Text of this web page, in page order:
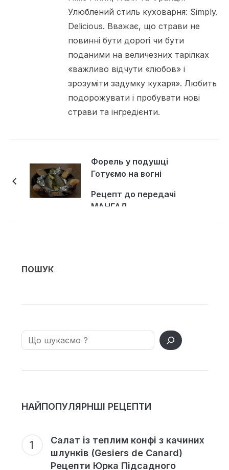
Улюблений стиль куховарня: Simply.
Delicious. Вважає, що страви не
повинні бути дорогі чи бути
поданими на величезних тарілках
«важливо відчути «любов» і
зрозуміти задумку кухаря». Любить
подорожувати і пробувати нові
страви та інгредієнти.
Форель у подушці
Готуємо на вогні
Рецепт до передачі
МАНГАЛ
ПОШУК
Search
НАЙПОПУЛЯРНШІ РЕЦЕПТИ
Салат із теплим конфі з качиних
шлунків (Gesiers de Canard)
Рецепти Юрка Підсадного